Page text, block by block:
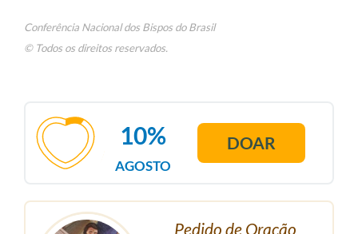
Conferência Nacional dos Bispos do Brasil
© Todos os direitos reservados.
AGOSTO
10% DOAR